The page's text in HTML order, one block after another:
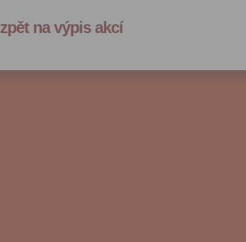
zpět na výpis akcí